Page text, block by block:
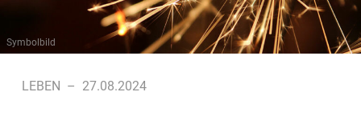
Symbolbild
LEBEN – 27.08.2024